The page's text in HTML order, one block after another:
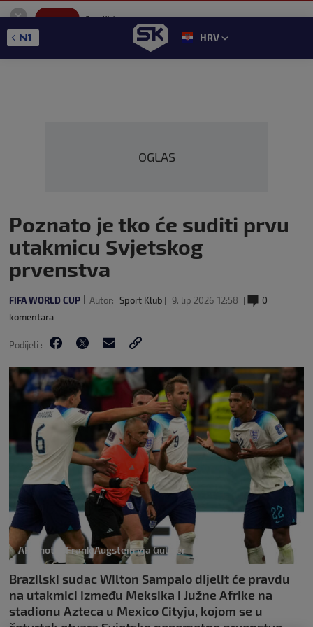
SportKlub
GET - On the Google Play
HRV
OGLAS
Poznato je tko će suditi prvu
utakmicu Svjetskog
prvenstva
FIFA WORLD CUP Autor: Sport Klub 9. lip 2026 12:58
0
komentara
Podijeli :
AP Photo/Frank Augstein via Guliver
Brazilski sudac Wilton Sampaio ​dijelit će pravdu
na utakmici između Meksika i Južne Afrike na
stadionu Azteca u Mexico Cityju, kojom se u